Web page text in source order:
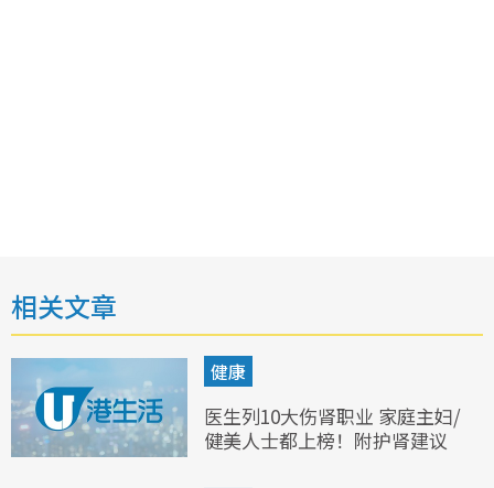
相关文章
健康
医生列10大伤肾职业 家庭主妇/
健美人士都上榜！附护肾建议